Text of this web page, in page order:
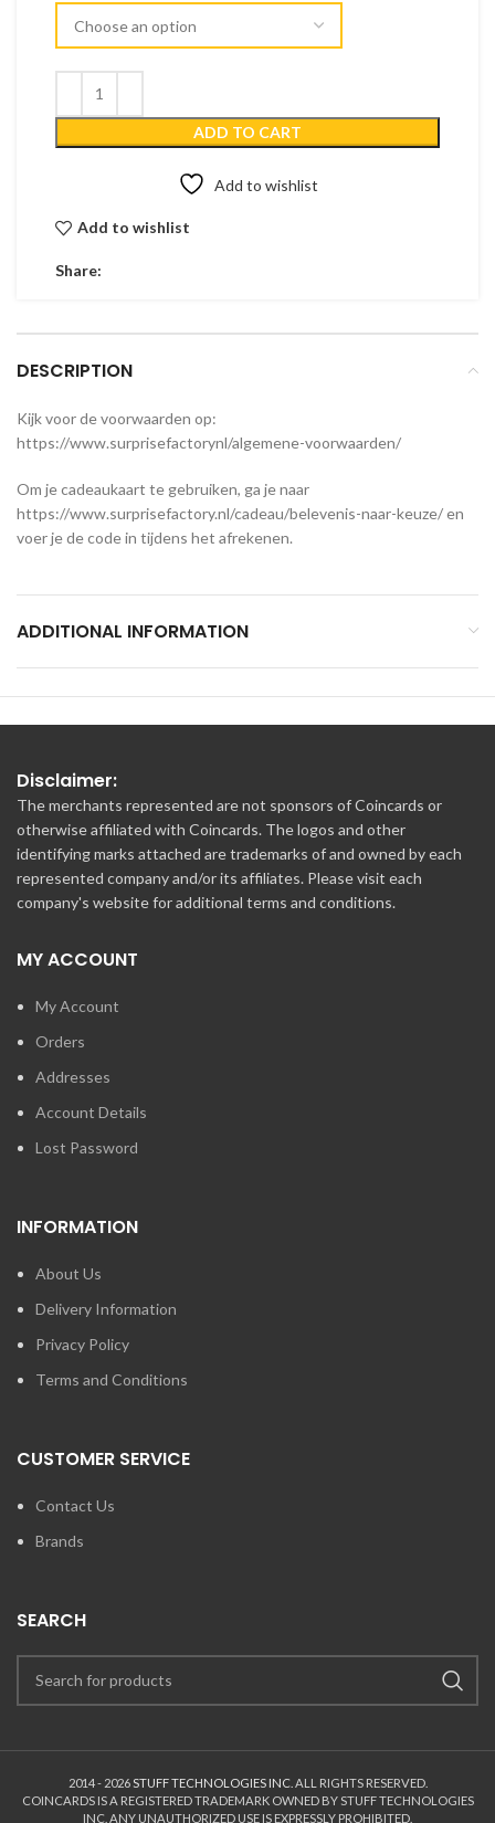
ADD TO CART
Add to wishlist
Add to wishlist
Share:
DESCRIPTION
Kijk voor de voorwaarden op:
https://www.surprisefactorynl/algemene-voorwaarden/
Om je cadeaukaart te gebruiken, ga je naar
https://www.surprisefactory.nl/cadeau/belevenis-naar-keuze/ en
voer je de code in tijdens het afrekenen.
ADDITIONAL INFORMATION
Disclaimer:
The merchants represented are not sponsors of Coincards or
otherwise affiliated with Coincards. The logos and other
identifying marks attached are trademarks of and owned by each
represented company and/or its affiliates. Please visit each
company's website for additional terms and conditions.
MY ACCOUNT
My Account
Orders
Addresses
Account Details
Lost Password
INFORMATION
About Us
Delivery Information
Privacy Policy
Terms and Conditions
CUSTOMER SERVICE
Contact Us
Brands
SEARCH
2014 - 2026STUFF TECHNOLOGIES INC. ALL RIGHTS RESERVED.
COINCARDS IS A REGISTERED TRADEMARK OWNED BY STUFF TECHNOLOGIES
INC. ANY UNAUTHORIZED USE IS EXPRESSLY PROHIBITED.